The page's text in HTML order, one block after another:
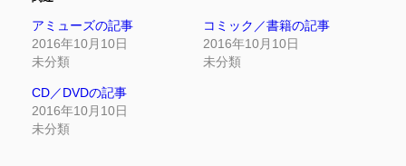
アミューズの記事
2016年10月10日
未分類
コミック／書籍の記事
2016年10月10日
未分類
CD／DVDの記事
2016年10月10日
未分類